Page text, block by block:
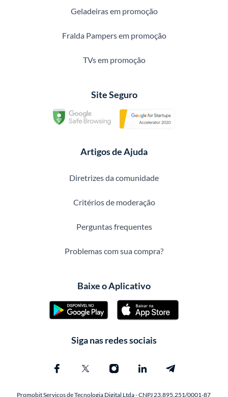
Geladeiras em promoção
Fralda Pampers em promoção
TVs em promoção
Site Seguro
Artigos de Ajuda
Diretrizes da comunidade
Critérios de moderação
Perguntas frequentes
Problemas com sua compra?
Baixe o Aplicativo
Siga nas redes sociais
Promobit Servicos de Tecnologia Digital Ltda - CNPJ 23.895.251/0001-87